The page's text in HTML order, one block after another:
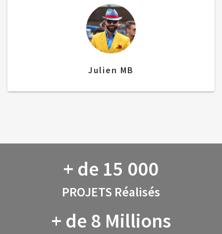
Julien MB
+ de 15 000
PROJETS Réalisés
+ de 8 Millions